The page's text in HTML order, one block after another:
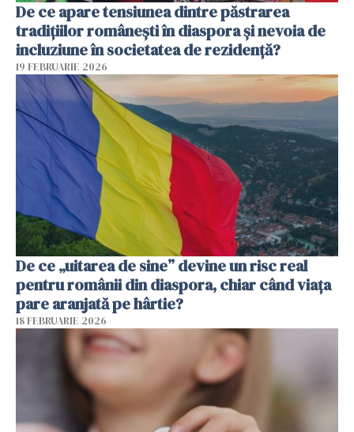
De ce apare tensiunea dintre păstrarea
tradițiilor românești în diaspora și nevoia de
incluziune în societatea de rezidență?
19 FEBRUARIE 2026
De ce „uitarea de sine” devine un risc real
pentru românii din diaspora, chiar când viața
pare aranjată pe hârtie?
18 FEBRUARIE 2026